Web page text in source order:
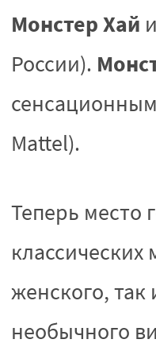
Монстер Хай
России).
Mattel).
Теперь место
женского,
необычного